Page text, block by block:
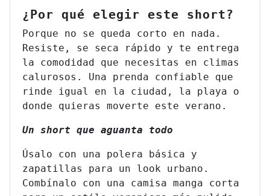
¿Por qué elegir este short?
Porque no se queda corto en nada.
Resiste, se seca rápido y te entrega
la comodidad que necesitas en climas
calurosos. Una prenda confiable que
rinde igual en la ciudad, la playa o
donde quieras moverte este verano.
Un short que aguanta todo
Úsalo con una polera básica y
zapatillas para un look urbano.
Combínalo con una camisa manga corta